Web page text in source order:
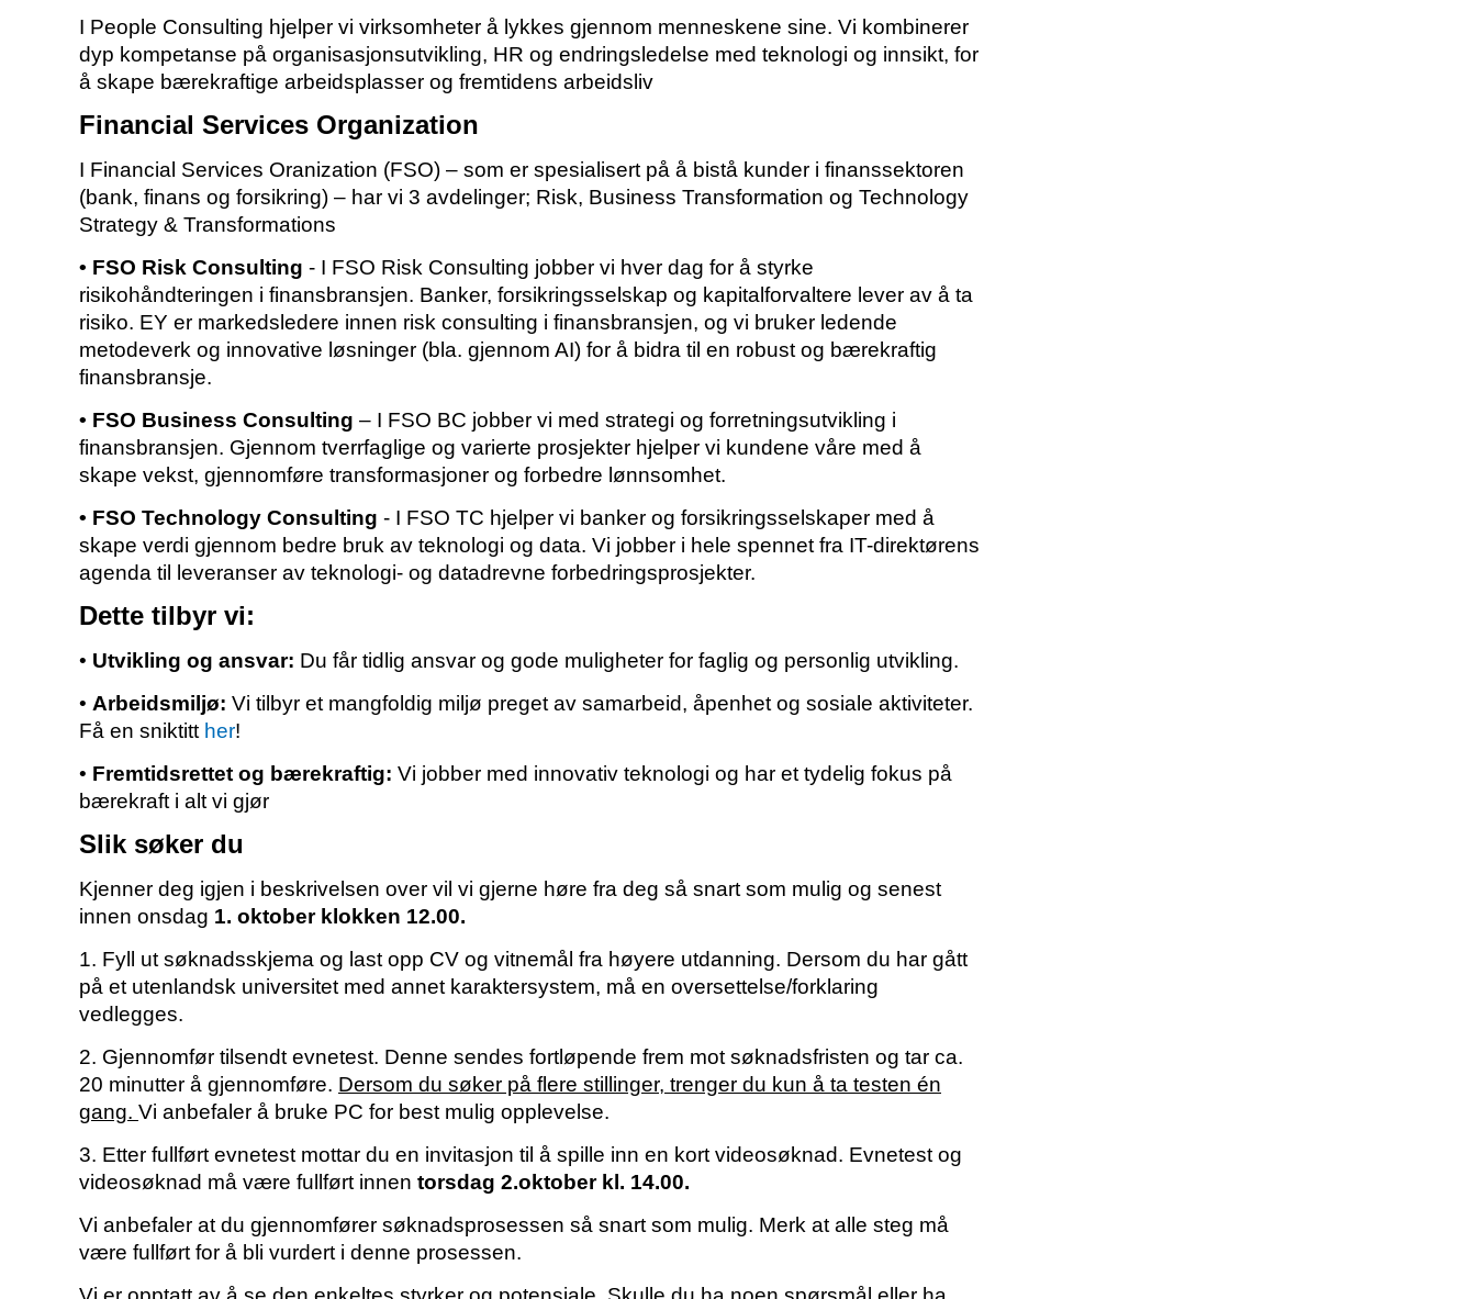
I People Consulting hjelper vi virksomheter å lykkes gjennom menneskene sine. Vi kombinerer
dyp kompetanse på organisasjonsutvikling, HR og endringsledelse med teknologi og innsikt, for
å skape bærekraftige arbeidsplasser og fremtidens arbeidsliv
Financial Services Organization
I Financial Services Oranization (FSO) – som er spesialisert på å bistå kunder i finanssektoren
(bank, finans og forsikring) – har vi 3 avdelinger; Risk, Business Transformation og Technology
Strategy & Transformations
• FSO Risk Consulting - I FSO Risk Consulting jobber vi hver dag for å styrke
risikohåndteringen i finansbransjen. Banker, forsikringsselskap og kapitalforvaltere lever av å ta
risiko. EY er markedsledere innen risk consulting i finansbransjen, og vi bruker ledende
metodeverk og innovative løsninger (bla. gjennom AI) for å bidra til en robust og bærekraftig
finansbransje.
• FSO Business Consulting – I FSO BC jobber vi med strategi og forretningsutvikling i
finansbransjen. Gjennom tverrfaglige og varierte prosjekter hjelper vi kundene våre med å
skape vekst, gjennomføre transformasjoner og forbedre lønnsomhet.
• FSO Technology Consulting - I FSO TC hjelper vi banker og forsikringsselskaper med å
skape verdi gjennom bedre bruk av teknologi og data. Vi jobber i hele spennet fra IT-direktørens
agenda til leveranser av teknologi- og datadrevne forbedringsprosjekter.
Dette tilbyr vi:
• Utvikling og ansvar: Du får tidlig ansvar og gode muligheter for faglig og personlig utvikling.
• Arbeidsmiljø: Vi tilbyr et mangfoldig miljø preget av samarbeid, åpenhet og sosiale aktiviteter.
Få en sniktitt her!
• Fremtidsrettet og bærekraftig: Vi jobber med innovativ teknologi og har et tydelig fokus på
bærekraft i alt vi gjør
Slik søker du
Kjenner deg igjen i beskrivelsen over vil vi gjerne høre fra deg så snart som mulig og senest
innen onsdag 1. oktober klokken 12.00.
1. Fyll ut søknadsskjema og last opp CV og vitnemål fra høyere utdanning. Dersom du har gått
på et utenlandsk universitet med annet karaktersystem, må en oversettelse/forklaring
vedlegges.
2. Gjennomfør tilsendt evnetest. Denne sendes fortløpende frem mot søknadsfristen og tar ca.
20 minutter å gjennomføre. Dersom du søker på flere stillinger, trenger du kun å ta testen én
gang. Vi anbefaler å bruke PC for best mulig opplevelse.
3. Etter fullført evnetest mottar du en invitasjon til å spille inn en kort videosøknad. Evnetest og
videosøknad må være fullført innen torsdag 2.oktober kl. 14.00.
Vi anbefaler at du gjennomfører søknadsprosessen så snart som mulig. Merk at alle steg må
være fullført for å bli vurdert i denne prosessen.